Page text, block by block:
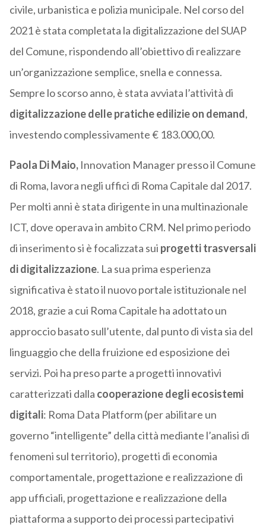
civile, urbanistica e polizia municipale. Nel corso del
2021 è stata completata la digitalizzazione del SUAP
del Comune, rispondendo all’obiettivo di realizzare
un’organizzazione semplice, snella e connessa.
Sempre lo scorso anno, è stata avviata l’attività di
digitalizzazione delle pratiche edilizie on demand,
investendo complessivamente € 183.000,00.
Paola Di Maio, Innovation Manager presso il Comune
di Roma, lavora negli uffici di Roma Capitale dal 2017.
Per molti anni è stata dirigente in una multinazionale
ICT, dove operava in ambito CRM. Nel primo periodo
di inserimento si è focalizzata sui progetti trasversali
di digitalizzazione. La sua prima esperienza
significativa è stato il nuovo portale istituzionale nel
2018, grazie a cui Roma Capitale ha adottato un
approccio basato sull’utente, dal punto di vista sia del
linguaggio che della fruizione ed esposizione dei
servizi. Poi ha preso parte a progetti innovativi
caratterizzati dalla cooperazione degli ecosistemi
digitali: Roma Data Platform (per abilitare un
governo “intelligente” della città mediante l’analisi di
fenomeni sul territorio), progetti di economia
comportamentale, progettazione e realizzazione di
app ufficiali, progettazione e realizzazione della
piattaforma a supporto dei processi partecipativi